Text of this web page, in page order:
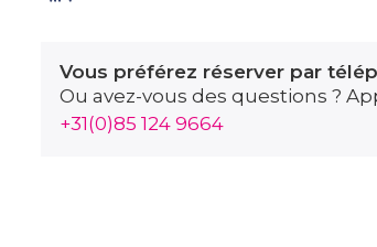
Vous préférez réserver par
Ou avez-vous des questions ?
+31(0)85 124 9664